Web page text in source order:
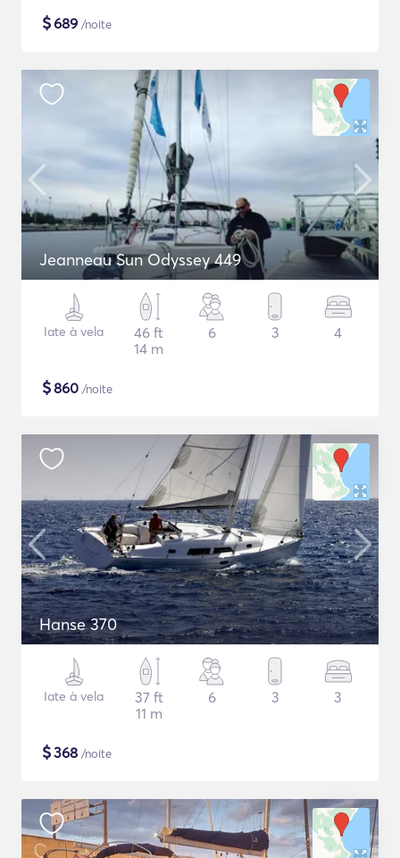
$689 /noite
Jeanneau Sun Odyssey 449
Iate à vela
46 ft
14 m
6 3 4
$860 /noite
Hanse 370
Iate à vela
37 ft
11 m
6 3 3
$368 /noite